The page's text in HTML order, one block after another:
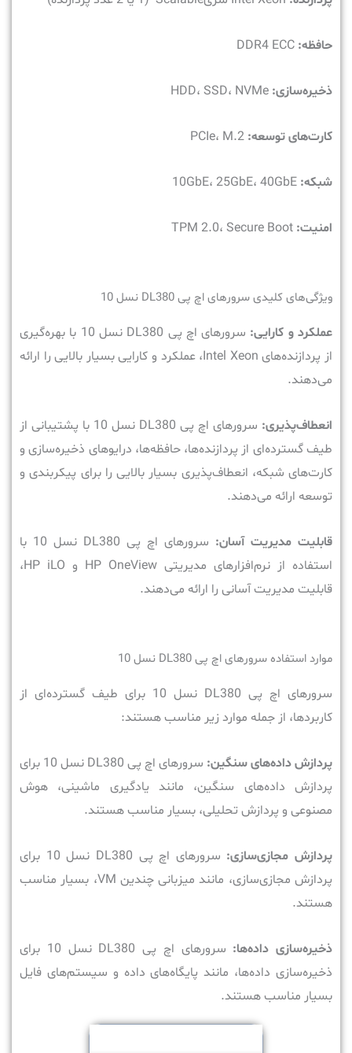
حافظه:
ذخیره‌سازی:
کارت‌های توسعه:
شبکه:
امنیت:
ویژگی‌های کلیدی سرورهای اچ پی DL380 نسل 10
عملکرد و کارایی:
سرورهای اچ پی DL380 نسل 10 با بهره‌گیری
از پردازنده‌های Intel Xeon، عملکرد و کارایی بسیار بالایی را ارائه
می‌دهند.
انعطاف‌پذیری:
سرورهای اچ پی DL380 نسل 10 با پشتیبانی از
طیف گسترده‌ای از پردازنده‌ها، حافظه‌ها، درایوهای ذخیره‌سازی و
کارت‌های شبکه، انعطاف‌پذیری بسیار بالایی را برای پیکربندی و
توسعه ارائه می‌دهند.
قابلیت مدیریت آسان:
سرورهای اچ پی DL380 نسل 10 با
استفاده از نرم‌افزارهای مدیریتی HP OneView و HP iLO،
قابلیت مدیریت آسانی را ارائه می‌دهند.
موارد استفاده سرورهای اچ پی DL380 نسل 10
سرورهای اچ پی DL380 نسل 10 برای طیف گسترده‌ای از
کاربردها، از جمله موارد زیر مناسب هستند:
پردازش داده‌های سنگین:
سرورهای اچ پی DL380 نسل 10 برای
پردازش داده‌های سنگین، مانند یادگیری ماشینی، هوش
مصنوعی و پردازش تحلیلی، بسیار مناسب هستند.
پردازش مجازی‌سازی:
سرورهای اچ پی DL380 نسل 10 برای
پردازش مجازی‌سازی، مانند میزبانی چندین VM، بسیار مناسب
هستند.
ذخیره‌سازی داده‌ها:
سرورهای اچ پی DL380 نسل 10 برای
ذخیره‌سازی داده‌ها، مانند پایگاه‌های داده و سیستم‌های فایل
بسیار مناسب هستند.